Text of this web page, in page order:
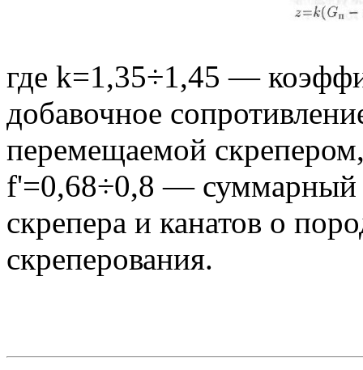
где k=1,35÷1,45 —
добавочное
перемещаемой
f'=0,68÷0,8 — суммарный
скрепера и канатов о
скреперования.